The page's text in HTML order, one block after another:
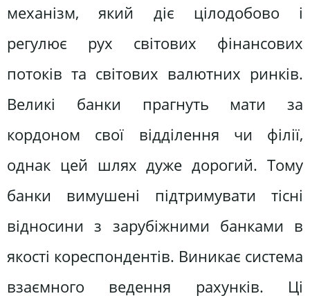
механізм, який діє цілодобово і
регулює рух світових фінансових
потоків та світових валютних ринків.
Великі банки прагнуть мати за
кордоном свої відділення чи філії,
однак цей шлях дуже дорогий. Тому
банки вимушені підтримувати тісні
відносини з зарубіжними банками в
якості кореспондентів. Виникає система
взаємного ведення рахунків. Ці